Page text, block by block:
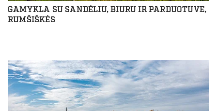
GAMYKLA SU SANDĖLIU, BIURU IR PARDUOTUVE,
RUMŠIŠKĖS